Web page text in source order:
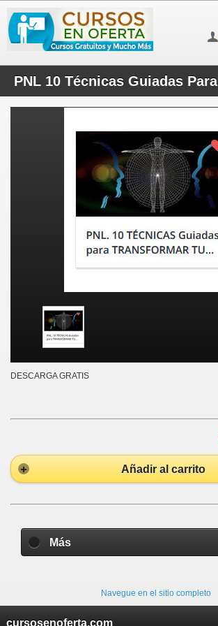
DESCARGA GRATIS
Añadir al carrito
Más
Navegue en el sitio completo
cursosenoferta.com